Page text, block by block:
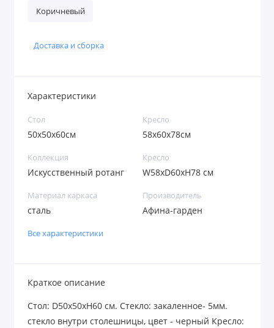
Коричневый
Доставка и сборка
Характеристики
Стол
50х50х60см
Кресло
58x60x78см
Коллекция
Искусственный ротанг
Кресло
W58xD60xH78 см
Материал каркаса
сталь
Производитель
Афина-гарден
Все характеристики
Краткое описание
Стол: D50х50хH60 см. Стекло: закаленное- 5мм.
стекло внутри столешницы, цвет - черный Кресло: